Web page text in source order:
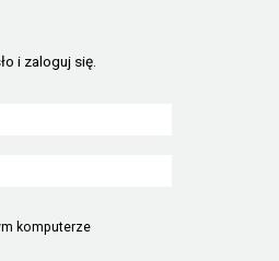
i zaloguj się.
komputerze